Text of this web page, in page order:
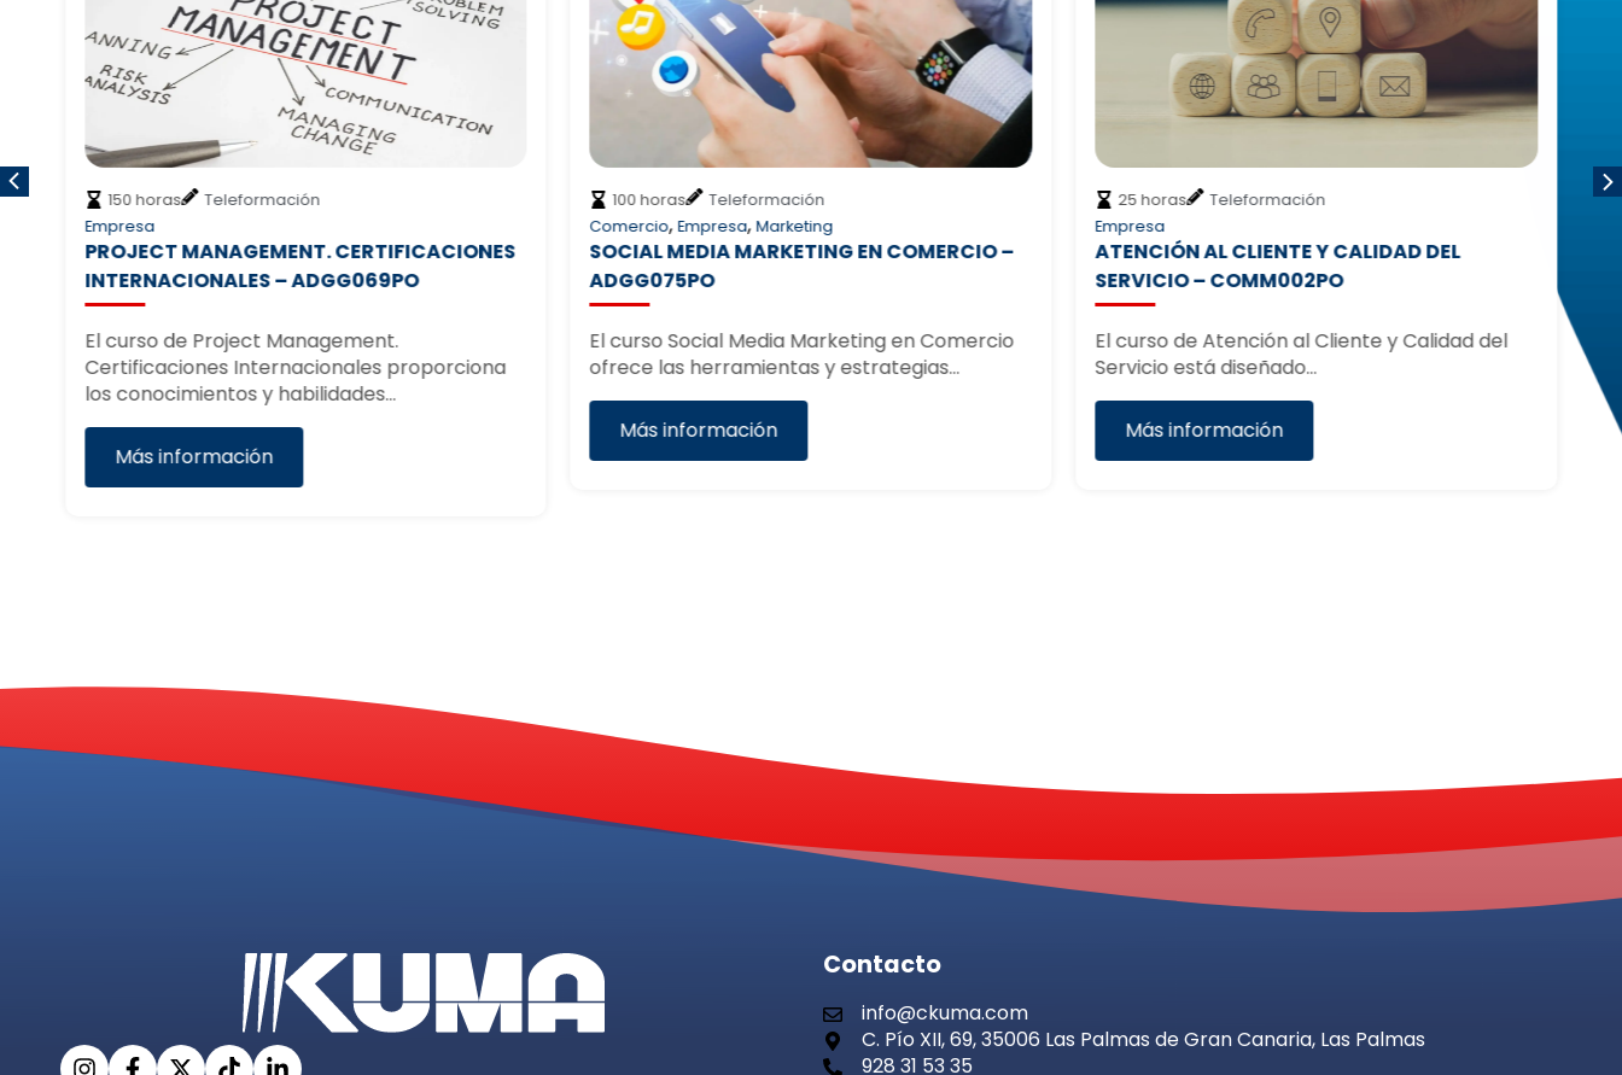
150 horas
Teleformación
Empresa
PROJECT MANAGEMENT. CERTIFICACIONES
INTERNACIONALES – ADGG069PO
El curso de Project Management.
Certificaciones Internacionales proporciona
los conocimientos y habilidades…
Más información
100 horas
Teleformación
Comercio, Empresa, Marketing
SOCIAL MEDIA MARKETING EN COMERCIO –
ADGG075PO
El curso Social Media Marketing en Comercio
ofrece las herramientas y estrategias…
Más información
25 horas
Teleformación
Empresa
ATENCIÓN AL CLIENTE Y CALIDAD DEL
SERVICIO – COMM002PO
El curso de Atención al Cliente y Calidad del
Servicio está diseñado…
Más información
Contacto
info@ckuma.com
C. Pío XII, 69, 35006 Las Palmas de Gran Canaria, Las Palmas
928 31 53 35